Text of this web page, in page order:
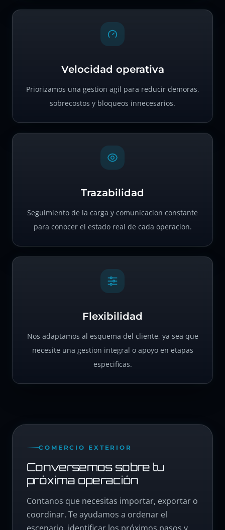
Velocidad operativa
Priorizamos una gestion agil para reducir demoras,
sobrecostos y bloqueos innecesarios.
Trazabilidad
Seguimiento de la carga y comunicacion constante
para conocer el estado real de cada operacion.
Flexibilidad
Nos adaptamos al esquema del cliente, ya sea que
necesite una gestion integral o apoyo en etapas
especificas.
COMERCIO EXTERIOR
Conversemos sobre tu
próxima operación
Contanos que necesitas importar, exportar o
coordinar. Te ayudamos a ordenar el
escenario, identificar los próximos pasos y